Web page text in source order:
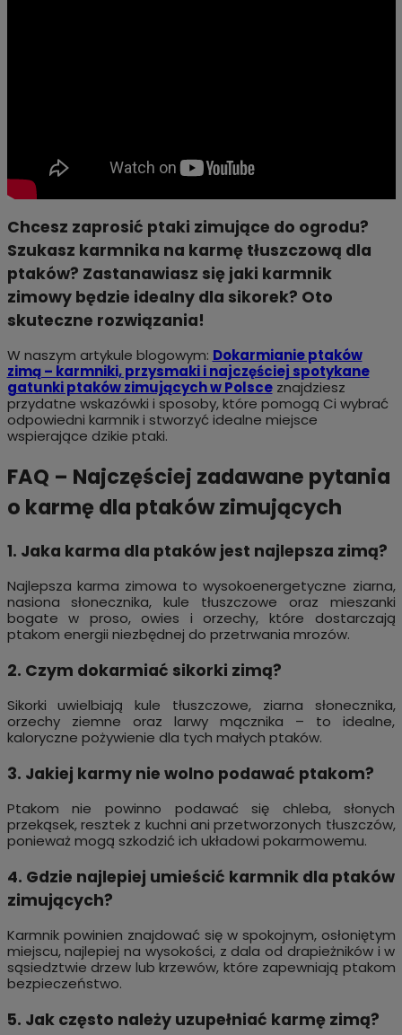
Chcesz zaprosić ptaki zimujące do ogrodu?
Szukasz karmnika na karmę tłuszczową dla
ptaków? Zastanawiasz się jaki karmnik
zimowy będzie idealny dla sikorek? Oto
skuteczne rozwiązania!
W naszym artykule blogowym: Dokarmianie ptaków
zimą – karmniki, przysmaki i najczęściej spotykane
gatunki ptaków zimujących w Polsceznajdziesz
przydatne wskazówki i sposoby, które pomogą Ci wybrać
odpowiedni karmnik i stworzyć idealne miejsce
wspierające dzikie ptaki.
FAQ – Najczęściej zadawane pytania
o karmę dla ptaków zimujących
1. Jaka karma dla ptaków jest najlepsza zimą?
Najlepsza karma zimowa to wysokoenergetyczne ziarna,
nasiona słonecznika, kule tłuszczowe oraz mieszanki
bogate w proso, owies i orzechy, które dostarczają
ptakom energii niezbędnej do przetrwania mrozów.
2. Czym dokarmiać sikorki zimą?
Sikorki uwielbiają kule tłuszczowe, ziarna słonecznika,
orzechy ziemne oraz larwy mącznika – to idealne,
kaloryczne pożywienie dla tych małych ptaków.
3. Jakiej karmy nie wolno podawać ptakom?
Ptakom nie powinno podawać się chleba, słonych
przekąsek, resztek z kuchni ani przetworzonych tłuszczów,
ponieważ mogą szkodzić ich układowi pokarmowemu.
4. Gdzie najlepiej umieścić karmnik dla ptaków
zimujących?
Karmnik powinien znajdować się w spokojnym, osłoniętym
miejscu, najlepiej na wysokości, z dala od drapieżników i w
sąsiedztwie drzew lub krzewów, które zapewniają ptakom
bezpieczeństwo.
5. Jak często należy uzupełniać karmę zimą?